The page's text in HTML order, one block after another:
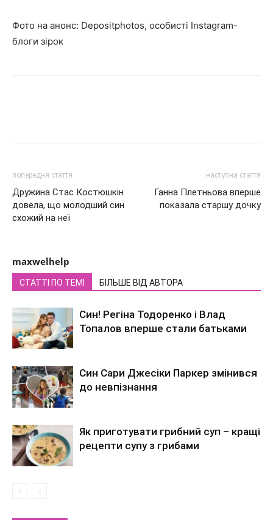
Фото на анонс: Depositphotos, особисті Instagram-
блоги зірок
попередня стаття
Дружина Стас Костюшкін
довела, що молодший син
схожий на неї
наступна стаття
Ганна Плетньова вперше
показала старшу дочку
maxwelhelp
СТАТТІ ПО ТЕМІ БІЛЬШЕ ВІД АВТОРА
Син! Регіна Тодоренко і Влад
Топалов вперше стали батьками
Син Сари Джесіки Паркер змінився
до невпізнання
Як приготувати грибний суп – кращі
рецепти супу з грибами